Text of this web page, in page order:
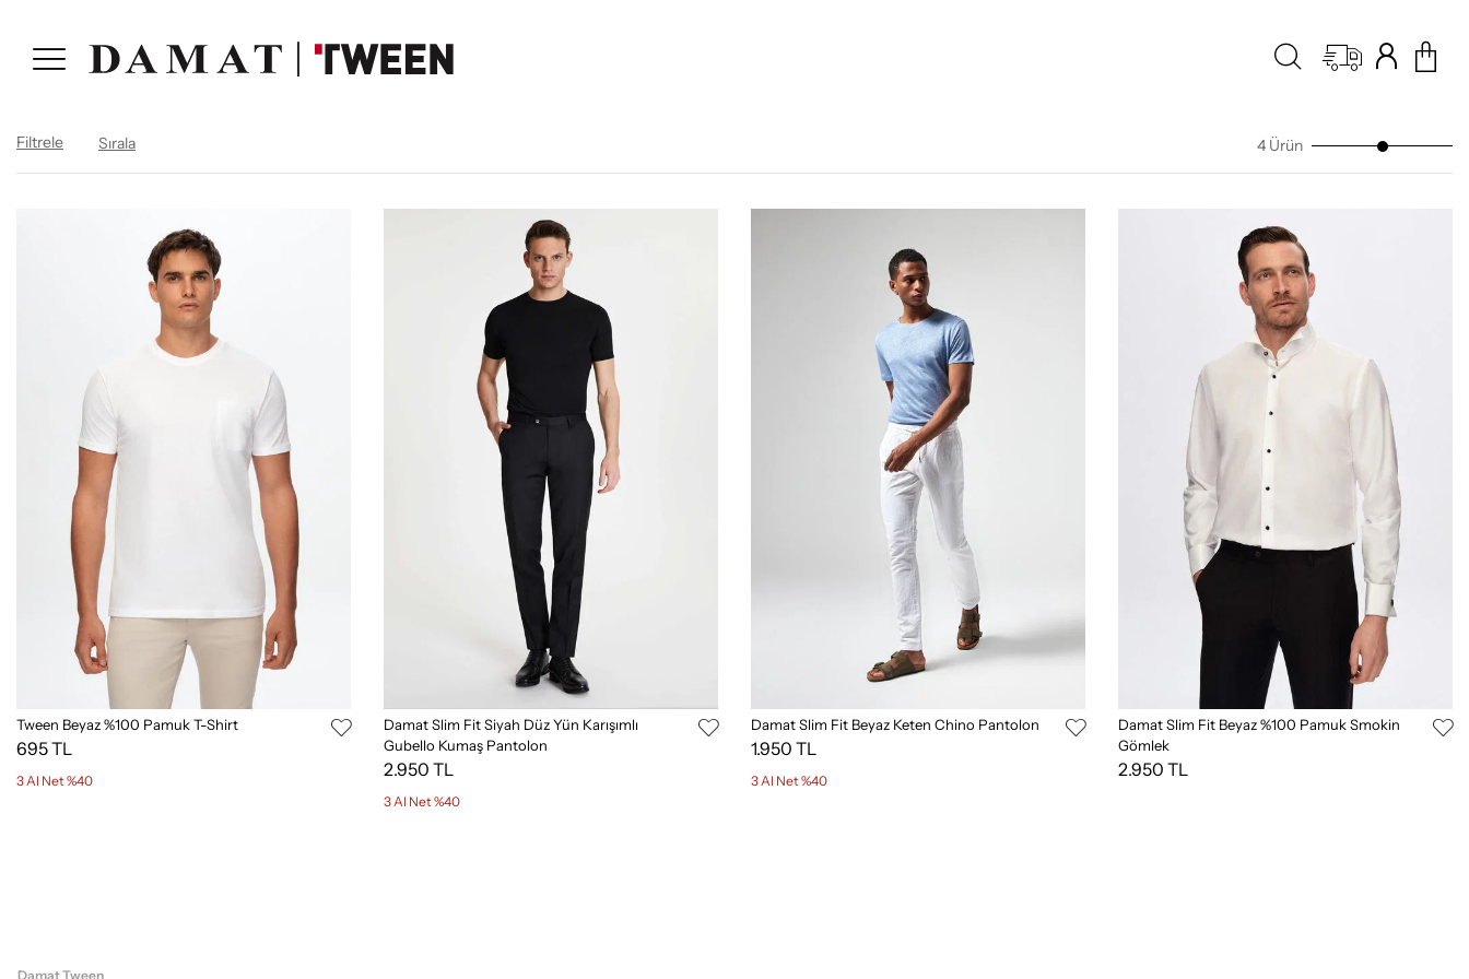
Filtrele Sırala 4 Ürün
Tween Beyaz %100 Pamuk T-Shirt
695 TL
3 Al Net %40
Damat Slim Fit Siyah Düz Yün Karışımlı
Gubello Kumaş Pantolon
2.950 TL
3 Al Net %40
Damat Slim Fit Beyaz Keten Chino Pantolon
1.950 TL
3 Al Net %40
Damat Slim Fit Beyaz %100 Pamuk Smokin
Gömlek
2.950 TL
Damat Tween